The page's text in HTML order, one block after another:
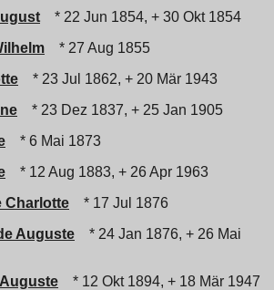
* 22 Jun 1854, + 30 Okt 1854
* 27 Aug 1855
* 23 Jul 1862, + 20 Mär 1943
* 23 Dez 1837, + 25 Jan 1905
* 6 Mai 1873
* 12 Aug 1883, + 26 Apr 1963
Charlotte
* 17 Jul 1876
Auguste
* 24 Jan 1876, + 26 Mai
* 12 Okt 1894, + 18 Mär 1947